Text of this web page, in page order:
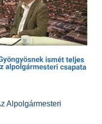
Alpolgármesteri